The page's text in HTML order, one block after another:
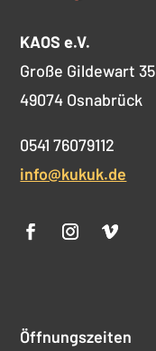
KAOS e.V.
Große Gildewart 35
49074 Osnabrück
0541 76079112
info@kukuk.de
Öffnungszeiten